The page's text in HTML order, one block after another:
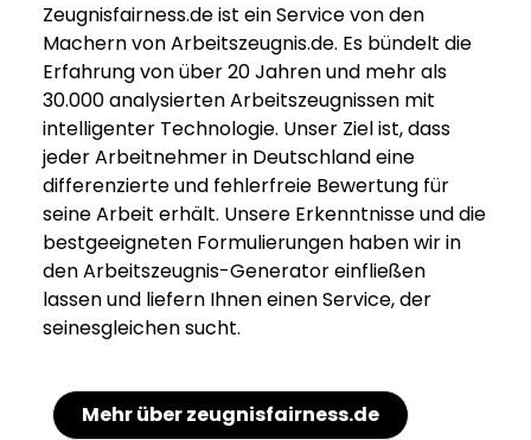
Zeugnisfairness.de ist ein Service von den
Machern von Arbeitszeugnis.de. Es bündelt die
Erfahrung von über 20 Jahren und mehr als
30.000 analysierten Arbeitszeugnissen mit
intelligenter Technologie. Unser Ziel ist, dass
jeder Arbeitnehmer in Deutschland eine
differenzierte und fehlerfreie Bewertung für
seine Arbeit erhält. Unsere Erkenntnisse und die
bestgeeigneten Formulierungen haben wir in
den Arbeitszeugnis-Generator einfließen
lassen und liefern Ihnen einen Service, der
seinesgleichen sucht.
Mehr über zeugnisfairness.de